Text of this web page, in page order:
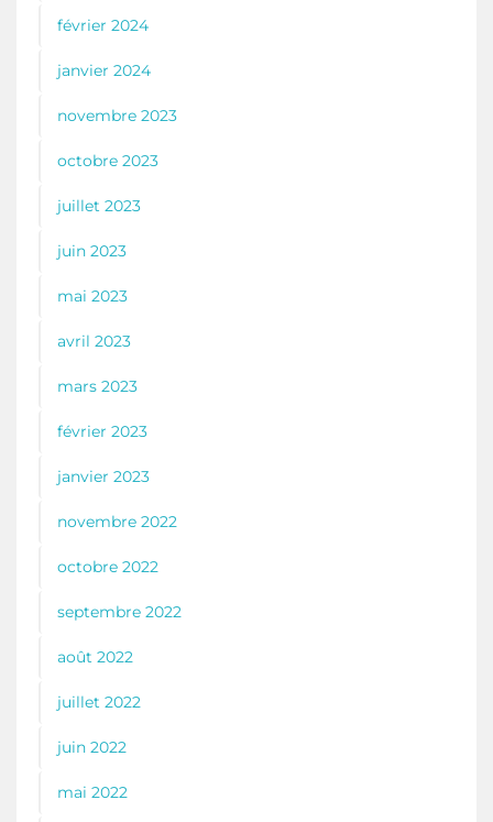
février 2024
janvier 2024
novembre 2023
octobre 2023
juillet 2023
juin 2023
mai 2023
avril 2023
mars 2023
février 2023
janvier 2023
novembre 2022
octobre 2022
septembre 2022
août 2022
juillet 2022
juin 2022
mai 2022